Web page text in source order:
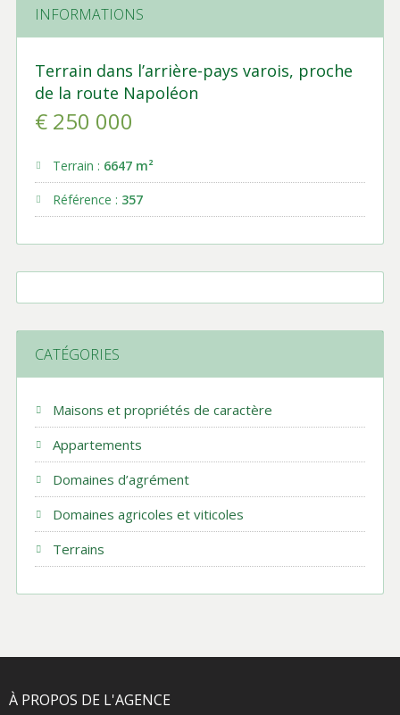
INFORMATIONS
Terrain dans l’arrière-pays varois, proche
de la route Napoléon
€ 250 000
Terrain : 6647 m²
Référence : 357
CATÉGORIES
Maisons et propriétés de caractère
Appartements
Domaines d’agrément
Domaines agricoles et viticoles
Terrains
À PROPOS DE L'AGENCE